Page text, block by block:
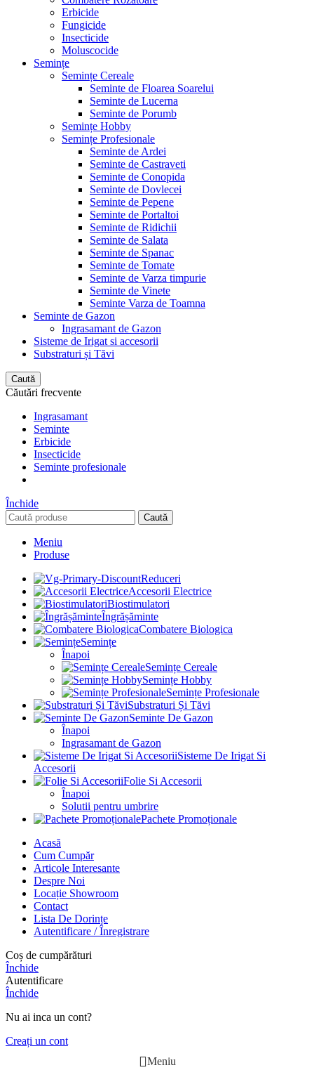
Erbicide
Fungicide
Insecticide
Moluscocide
Semințe
Semințe Cereale
Seminte de Floarea Soarelui
Seminte de Lucerna
Seminte de Porumb
Semințe Hobby
Semințe Profesionale
Seminte de Ardei
Seminte de Castraveti
Seminte de Conopida
Seminte de Dovlecei
Seminte de Pepene
Seminte de Portaltoi
Seminte de Ridichii
Seminte de Salata
Seminte de Spanac
Seminte de Tomate
Seminte de Varza timpurie
Seminte de Vinete
Seminte Varza de Toamna
Seminte de Gazon
Ingrasamant de Gazon
Sisteme de Irigat si accesorii
Substraturi și Tăvi
Caută
Căutări frecvente
Ingrasamant
Seminte
Erbicide
Insecticide
Seminte profesionale
Închide
Caută
Meniu
Produse
Reduceri
Accesorii Electrice
Biostimulatori
Îngrășăminte
Combatere Biologica
Semințe
Înapoi
Semințe Cereale
Semințe Hobby
Semințe Profesionale
Substraturi Și Tăvi
Seminte De Gazon
Înapoi
Ingrasamant de Gazon
Sisteme De Irigat Si
Accesorii
Folie Si Accesorii
Înapoi
Solutii pentru umbrire
Pachete Promoționale
Acasă
Cum Cumpăr
Articole Interesante
Despre Noi
Locație Showroom
Contact
Lista De Dorințe
Autentificare / Înregistrare
Coș de cumpărături
Închide
Autentificare
Închide
Nu ai inca un cont?
Creați un cont
Meniu